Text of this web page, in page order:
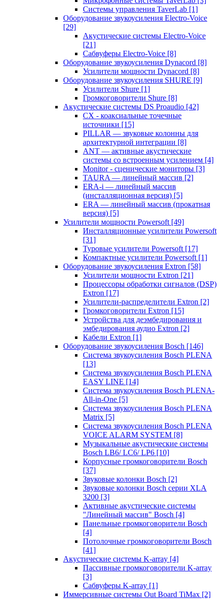
Системы управления TaverLab [1]
Оборудование звукоусиления Electro-Voice
[29]
Акустические системы Electro-Voice
[21]
Сабвуферы Electro-Voice [8]
Оборудование звукоусиления Dynacord [8]
Усилители мощности Dynacord [8]
Оборудование звукоусиления SHURE [9]
Усилители Shure [1]
Громкоговорители Shure [8]
Акустические системы DS Proaudio [42]
CX - коаксиальные точечные
источники [15]
PILLAR — звуковые колонны для
архитектурной интеграции [8]
ANT — активные акустические
системы со встроенным усилением [4]
Monitor - сценические мониторы [3]
TAURA — линейный массив [2]
ERA-i — линейный массив
(инсталляционная версия) [5]
ERA — линейный массив (прокатная
версия) [5]
Усилители мощности Powersoft [49]
Инсталляционные усилители Powersoft
[31]
Туровые усилители Powersoft [17]
Компактные усилители Powersoft [1]
Оборудование звукоусиления Extron [58]
Усилители мощности Extron [21]
Процессоры обработки сигналов (DSP)
Extron [17]
Усилители-распределители Extron [2]
Громкоговорители Extron [15]
Устройства для деэмбедирования и
эмбедирования аудио Extron [2]
Кабели Extron [1]
Оборудование звукоусиления Bosch [146]
Система звукоусиления Bosch PLENA
[13]
Система звукоусиления Bosch PLENA
EASY LINE [14]
Система звукоусиления Bosch PLENA-
All-in-One [5]
Система звукоусиления Bosch PLENA
Matrix [5]
Система звукоусиления Bosch PLENA
VOICE ALARM SYSTEM [8]
Музыкальные акустические системы
Bosch LB6/ LC6/ LP6 [10]
Корпусные громкоговорители Bosch
[37]
Звуковые колонки Bosch [2]
Звуковые колонки Bosch серии XLA
3200 [3]
Активные акустические системы
"Линейный массив" Bosch [4]
Панельные громкоговорители Bosch
[4]
Потолочные громкоговорители Bosch
[41]
Акустические системы K-array [4]
Пассивные громкоговорители K-array
[3]
Сабвуферы K-array [1]
Иммерсивные системы Out Board TiMax [2]